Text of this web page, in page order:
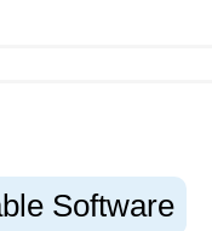
Software